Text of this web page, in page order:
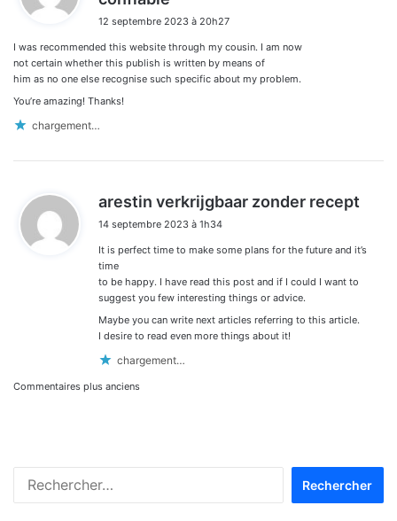
t
12 septembre 2023 à 20h27
I was recommended this website through my cousin. I am now
not certain whether this publish is written by means of
him as no one else recognise such specific about my problem.
You’re amazing! Thanks!
chargement…
arestin verkrijgbaar zonder recept
14 septembre 2023 à 1h34
It is perfect time to make some plans for the future and it’s
time
to be happy. I have read this post and if I could I want to
suggest you few interesting things or advice.
Maybe you can write next articles referring to this article.
I desire to read even more things about it!
chargement…
Navigation
commentaires
Commentaires plus anciens